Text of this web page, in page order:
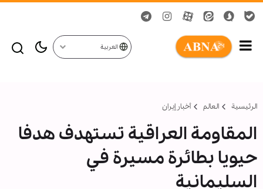
العربية
الرئيسية العالم أخبار إيران
المقاومة العراقية تستهدف هدفا
حيويا بطائرة مسيرة في
السليمانية